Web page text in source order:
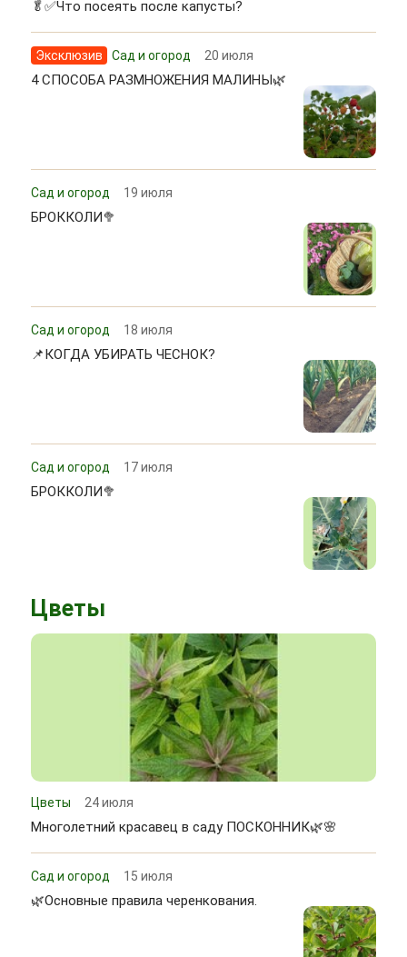
🥬✅Что посеять после капусты?
Эксклюзив Сад и огород 20 июля
4 СПОСОБА РАЗМНОЖЕНИЯ МАЛИНЫ🌿
Сад и огород 19 июля
БРОККОЛИ🥦
Сад и огород 18 июля
📌КОГДА УБИРАТЬ ЧЕСНОК?
Сад и огород 17 июля
БРОККОЛИ🥦
Цветы
Цветы 24 июля
Многолетний красавец в саду ПОСКОННИК🌿🌸
Сад и огород 15 июля
🌿Основные правила черенкования.